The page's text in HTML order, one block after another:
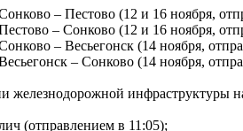
– Пестово (12 и 16 ноября,
– Сонково (12 и 16 ноября,
– Весьегонск (14 ноября,
– Сонково (14 ноября,
железнодорожной инфраструктуры
(отправлением в 11:05);